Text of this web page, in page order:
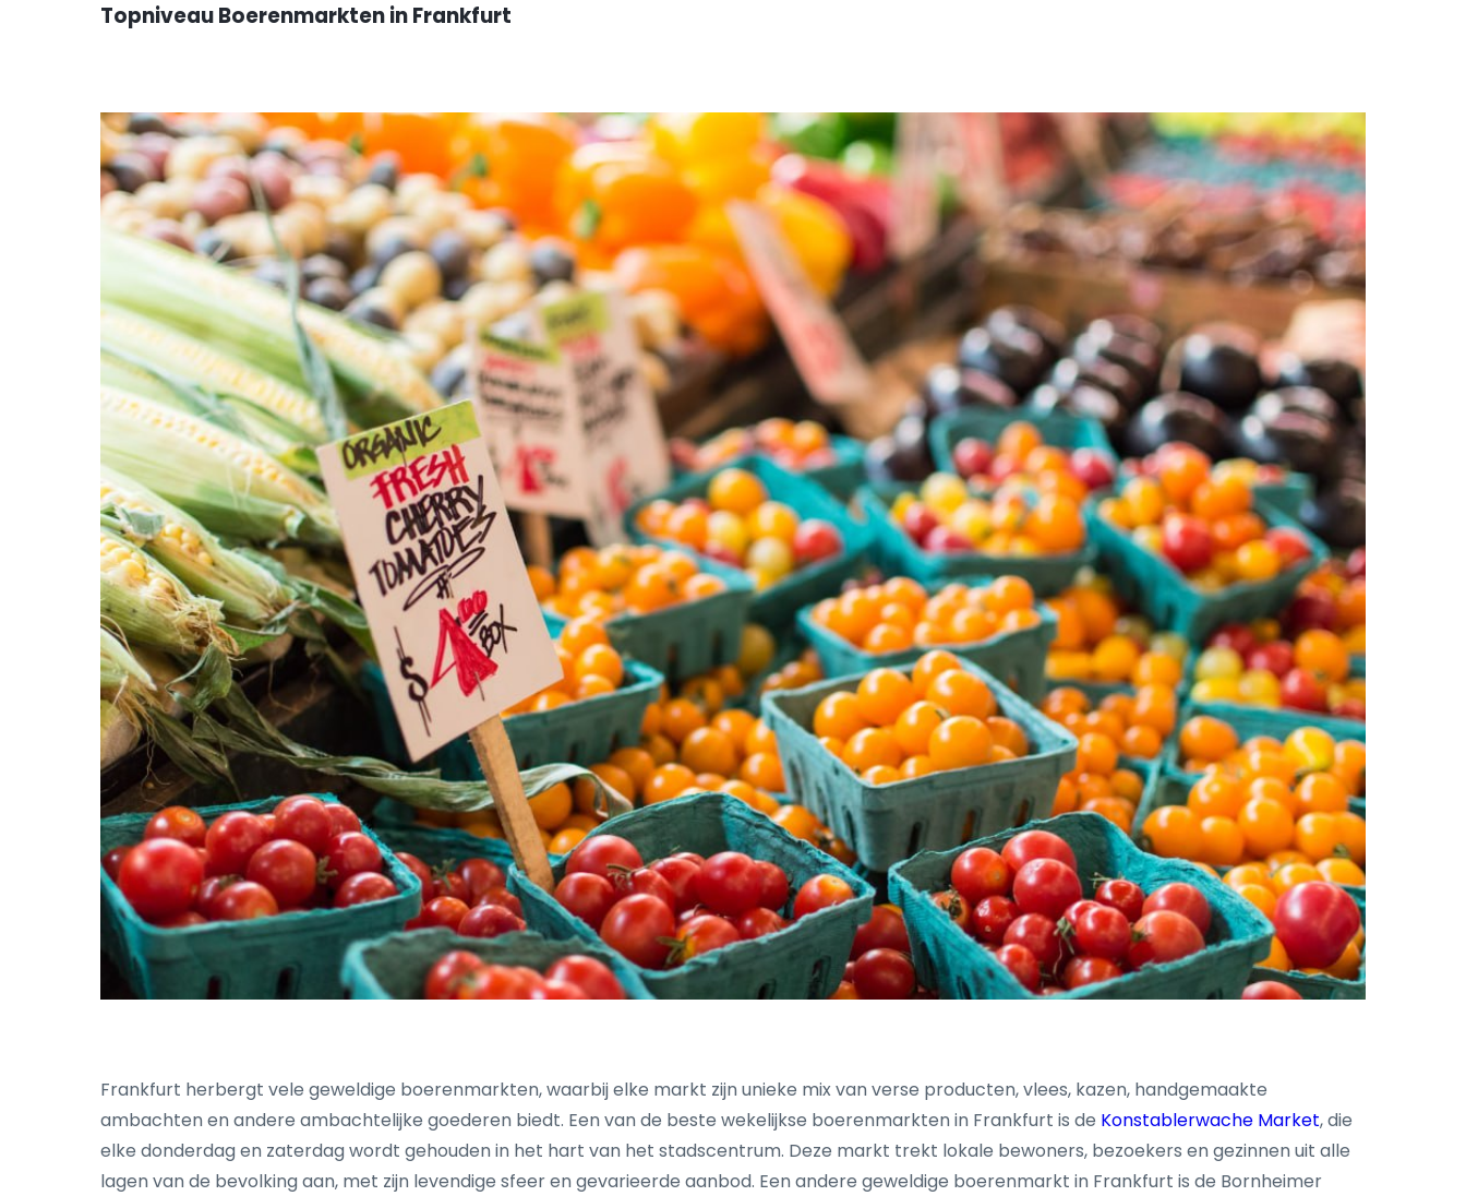
Topniveau Boerenmarkten in Frankfurt
Frankfurt herbergt vele geweldige boerenmarkten, waarbij elke markt zijn unieke mix van verse producten, vlees, kazen, handgemaakte
ambachten en andere ambachtelijke goederen biedt. Een van de beste wekelijkse boerenmarkten in Frankfurt is de Konstablerwache Market, die
elke donderdag en zaterdag wordt gehouden in het hart van het stadscentrum. Deze markt trekt lokale bewoners, bezoekers en gezinnen uit alle
lagen van de bevolking aan, met zijn levendige sfeer en gevarieerde aanbod. Een andere geweldige boerenmarkt in Frankfurt is de Bornheimer